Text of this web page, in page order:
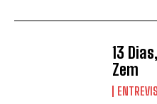
13
Zem